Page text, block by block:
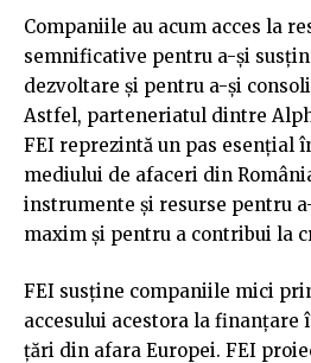
Companiile au acum acces la
semnificative pentru a-și
dezvoltare și pentru a-și
Astfel, parteneriatul dintre
FEI reprezintă un pas esențial
mediului de afaceri din
instrumente și resurse pentru
maxim și pentru a contribui la
FEI susține companiile mici
accesului acestora la finanțare
țări din afara Europei. FEI